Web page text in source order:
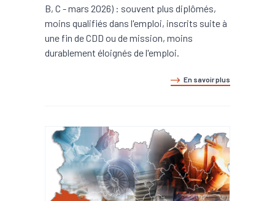
B, C - mars 2026) : souvent plus diplômés,
moins qualifiés dans l'emploi, inscrits suite à
une fin de CDD ou de mission, moins
durablement éloignés de l'emploi.
En savoir plus